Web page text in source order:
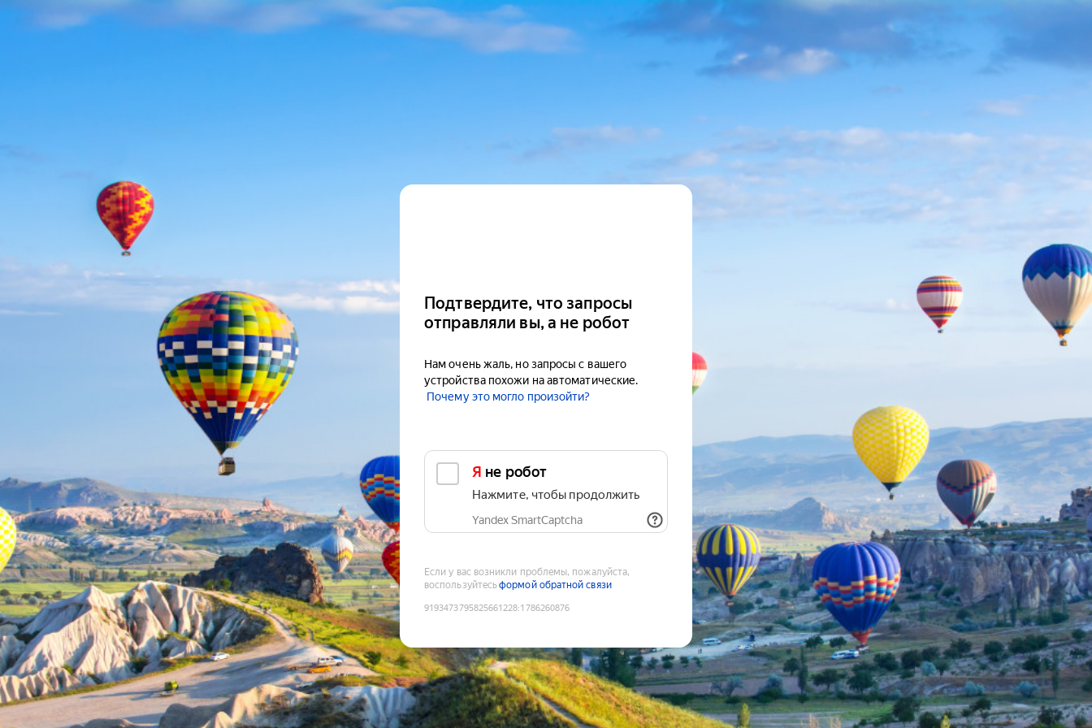
Подтвердите, что запросы
отправляли вы, а не робот
Нам очень жаль, но запросы с вашего
устройства похожи на автоматические.
Почему это могло произойти?
Я не робот
Нажмите, чтобы продолжить
Yandex SmartCaptcha
Если у вас возникли проблемы, пожалуйста,
воспользуйтесьформой обратной связи
9193473795825661228:1786260876